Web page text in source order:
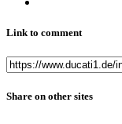
Link to comment
Share on other sites